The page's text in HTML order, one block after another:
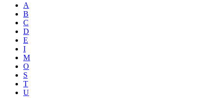
A
B
C
D
E
I
M
O
S
T
U